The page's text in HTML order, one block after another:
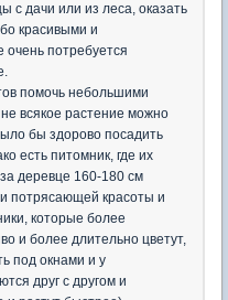
с дачи или из леса, оказать
красивыми и
очень потребуется
помочь небольшими
всякое растение можно
бы здорово посадить
есть питомник, где их
деревце 160-180 см
потрясающей красоты и
которые более
и более длительно цветут,
под окнами и у
друг с другом и